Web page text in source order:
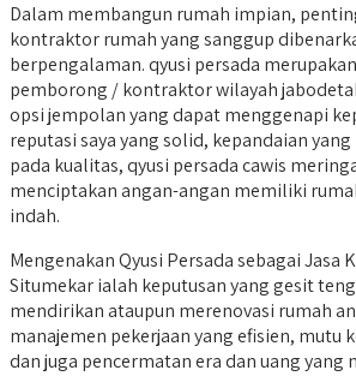
Dalam membangun rumah impian,
kontraktor rumah yang sanggup
berpengalaman. qyusi persada
pemborong / kontraktor wilayah
opsi jempolan yang dapat menggenapi
reputasi saya yang solid, kepandaian
pada kualitas, qyusi persada cawis
menciptakan angan-angan memiliki
indah.
Mengenakan Qyusi Persada sebagai Jasa
Situmekar ialah keputusan yang gesit
mendirikan ataupun merenovasi rumah
manajemen pekerjaan yang efisien, mutu
dan juga pencermatan era dan uang yang